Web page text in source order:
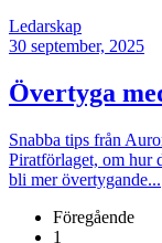
Ledarskap
30 september, 2025
Övertyga
Snabba tips från
Piratförlaget, om hur
bli mer övertygande...
Föregående
1